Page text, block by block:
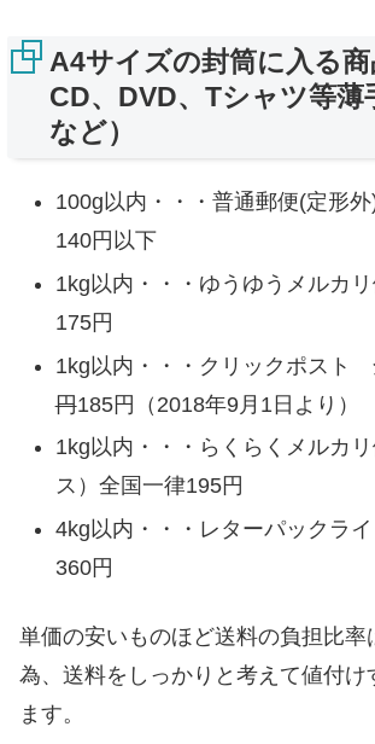
A4サイズの封筒に入る商
CD、DVD、Tシャツ等薄
など）
100g以内・・・普通郵便(定形
140円以下
1kg以内・・・ゆうゆうメルカ
175円
1kg以内・・・クリックポスト
円185円（2018年9月1日より）
1kg以内・・・らくらくメルカ
ス）全国一律195円
4kg以内・・・レターパックラ
360円
単価の安いものほど送料の負担比率
為、送料をしっかりと考えて値付け
ます。